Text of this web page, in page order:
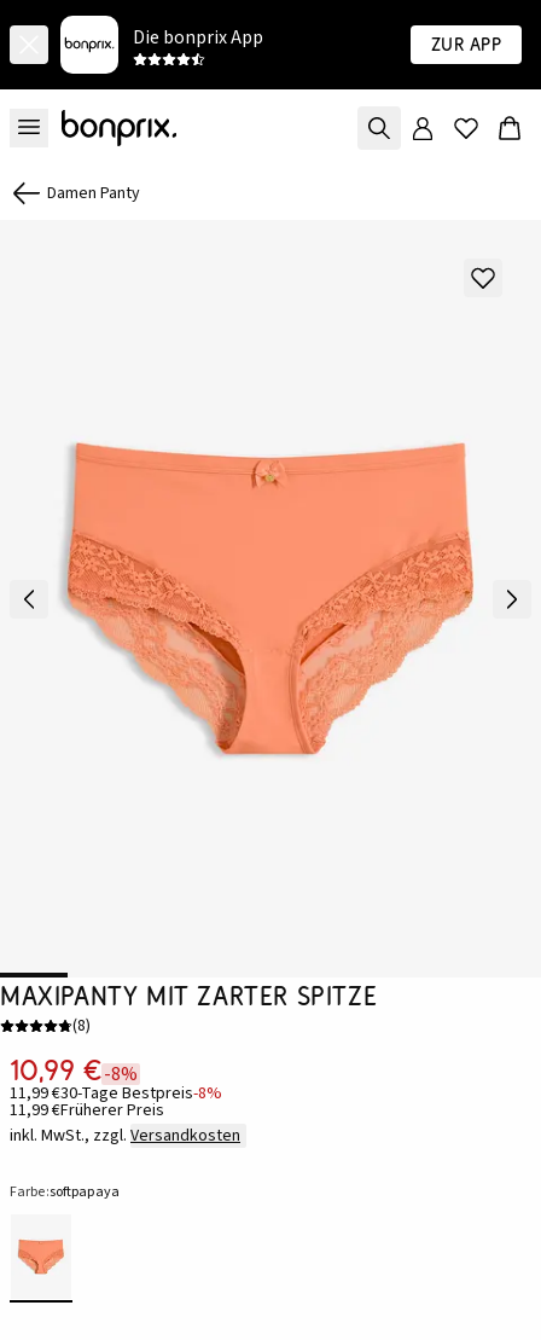
Die bonprix App Zur App
Damen Panty
Maxipanty mit zarter Spitze
(8)
10,99 €-8%
11,99 €30-Tage Bestpreis-8%
11,99 €Früherer Preis
inkl. MwSt., zzgl. Versandkosten
Farbe:softpapaya